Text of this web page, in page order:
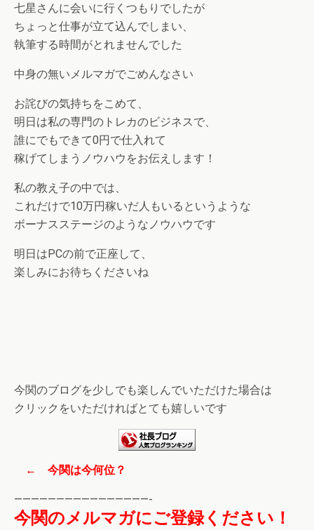
七星さんに会いに行くつもりでしたが
ちょっと仕事が立て込んでしまい、
執筆する時間がとれませんでした
中身の無いメルマガでごめんなさい
お詫びの気持ちをこめて、
明日は私の専門のトレカのビジネスで、
誰にでもできて0円で仕入れて
稼げてしまうノウハウをお伝えします！
私の教え子の中では、
これだけで10万円稼いだ人もいるというような
ボーナスステージのようなノウハウです
明日はPCの前で正座して、
楽しみにお待ちくださいね
今関のブログを少しでも楽しんでいただけた場合は
クリックをいただければとても嬉しいです
← 今関は今何位？
————————————————-
今関のメルマガにご登録ください！